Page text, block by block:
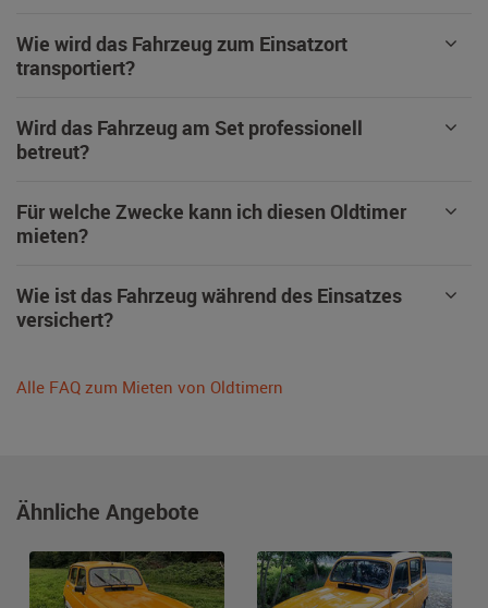
Wie wird das Fahrzeug zum Einsatzort
transportiert?
Wird das Fahrzeug am Set professionell
betreut?
Für welche Zwecke kann ich diesen Oldtimer
mieten?
Wie ist das Fahrzeug während des Einsatzes
versichert?
Alle FAQ zum Mieten von Oldtimern
Ähnliche Angebote